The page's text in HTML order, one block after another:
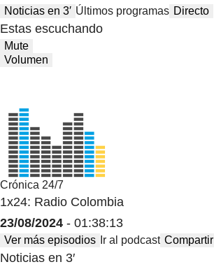
Noticias en 3′ Últimos programas Directo
Estas escuchando
Mute
Volumen
Crónica 24/7
1x24: Radio Colombia
23/08/2024 - 01:38:13
Ver más episodios Ir al podcast Compartir
Noticias en 3′